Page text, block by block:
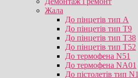
Жала
До пінцетів тип А
До пінцетів тип T9
До пінцетів тип T38
До пінцетів тип T52
До термофена N51
До термофена NA01
До пістолетів тип N1